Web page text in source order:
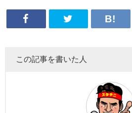
この記事を書いた人